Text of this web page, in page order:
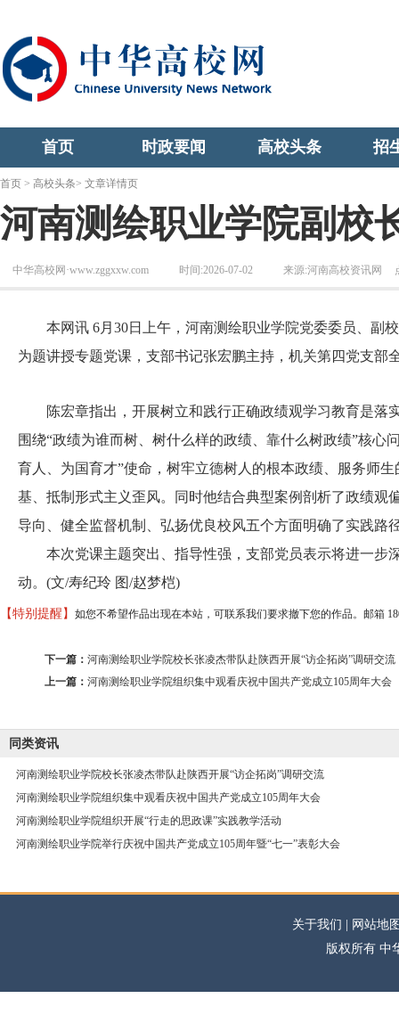
首页 时政要闻 高校头条 招
首页 > 高校头条> 文章详情页
河南测绘职业学院副校
中华高校网·www.zggxxw.com 时间:2026-07-02 来源:河南高校资讯网
本网讯 6月30日上午，河南测绘职业学院党委委员、副
为题讲授专题党课，支部书记张宏鹏主持，机关第四党支部
陈宏章指出，开展树立和践行正确政绩观学习教育是落
围绕“政绩为谁而树、树什么样的政绩、靠什么树政绩”核
育人、为国育才”使命，树牢立德树人的根本政绩、服务师
基、抵制形式主义歪风。同时他结合典型案例剖析了政绩
导向、健全监督机制、弘扬优良校风五个方面明确了实践路
本次党课主题突出、指导性强，支部党员表示将进一步
动。(文/寿纪玲 图/赵梦桤)
【特别提醒】 如您不希望作品出现在本站，可联系我们要求撤下您的作品。邮箱
下一篇： 河南测绘职业学院校长张凌杰带队赴陕西开展“访企拓岗”调研交流
上一篇： 河南测绘职业学院组织集中观看庆祝中国共产党成立105周年大会
同类资讯
河南测绘职业学院校长张凌杰带队赴陕西开展“访企拓岗”调研交流
河南测绘职业学院组织集中观看庆祝中国共产党成立105周年大会
河南测绘职业学院组织开展“行走的思政课”实践教学活动
河南测绘职业学院举行庆祝中国共产党成立105周年暨“七一”表彰大会
关于我们 | 网站地
版权所有 中